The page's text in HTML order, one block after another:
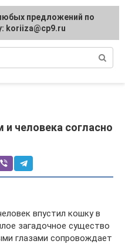
человека согласно
впустил кошку в
загадочное существо
глазами сопровождает
предложений по
koriiza@cp9.ru